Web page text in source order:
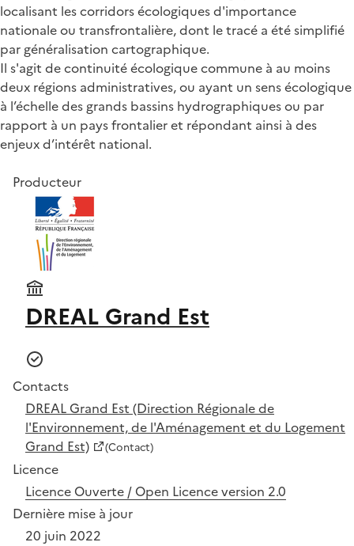
localisant les corridors écologiques d'importance
nationale ou transfrontalière, dont le tracé a été simplifié
par généralisation cartographique.
Il s'agit de continuité écologique commune à au moins
deux régions administratives, ou ayant un sens écologique
à l’échelle des grands bassins hydrographiques ou par
rapport à un pays frontalier et répondant ainsi à des
enjeux d’intérêt national.
Producteur
DREAL Grand Est
Contacts
DREAL Grand Est (Direction Régionale de
l'Environnement, de l'Aménagement et du Logement
Grand Est)
(Contact)
Licence
Licence Ouverte / Open Licence version 2.0
Dernière mise à jour
20 juin 2022